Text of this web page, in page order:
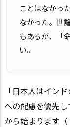
ことはなかっ
なかった。世
もあるが、「
い。
「日本人はイン
への配慮を優先
から始まります